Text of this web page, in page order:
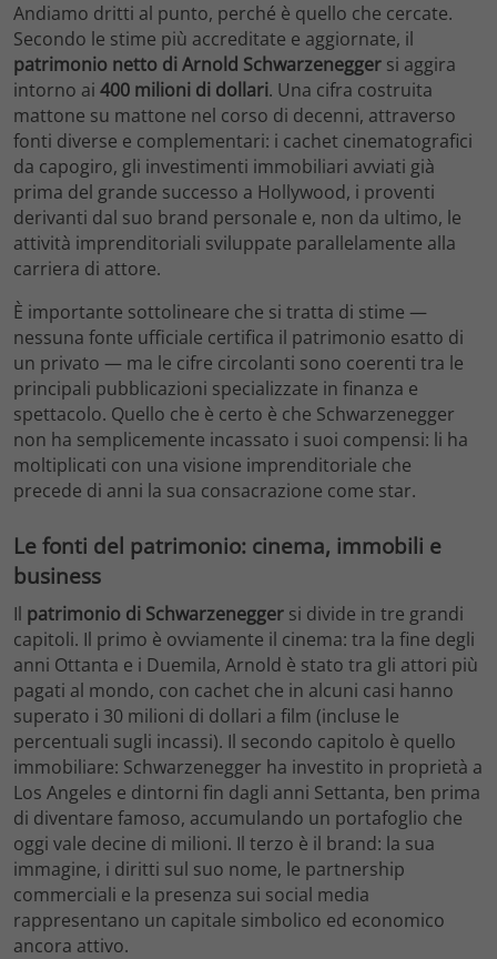
Andiamo dritti al punto, perché è quello che cercate.
Secondo le stime più accreditate e aggiornate, il
patrimonio netto di Arnold Schwarzenegger si aggira
intorno ai 400 milioni di dollari. Una cifra costruita
mattone su mattone nel corso di decenni, attraverso
fonti diverse e complementari: i cachet cinematografici
da capogiro, gli investimenti immobiliari avviati già
prima del grande successo a Hollywood, i proventi
derivanti dal suo brand personale e, non da ultimo, le
attività imprenditoriali sviluppate parallelamente alla
carriera di attore.
È importante sottolineare che si tratta di stime —
nessuna fonte ufficiale certifica il patrimonio esatto di
un privato — ma le cifre circolanti sono coerenti tra le
principali pubblicazioni specializzate in finanza e
spettacolo. Quello che è certo è che Schwarzenegger
non ha semplicemente incassato i suoi compensi: li ha
moltiplicati con una visione imprenditoriale che
precede di anni la sua consacrazione come star.
Le fonti del patrimonio: cinema, immobili e
business
Il patrimonio di Schwarzenegger si divide in tre grandi
capitoli. Il primo è ovviamente il cinema: tra la fine degli
anni Ottanta e i Duemila, Arnold è stato tra gli attori più
pagati al mondo, con cachet che in alcuni casi hanno
superato i 30 milioni di dollari a film (incluse le
percentuali sugli incassi). Il secondo capitolo è quello
immobiliare: Schwarzenegger ha investito in proprietà a
Los Angeles e dintorni fin dagli anni Settanta, ben prima
di diventare famoso, accumulando un portafoglio che
oggi vale decine di milioni. Il terzo è il brand: la sua
immagine, i diritti sul suo nome, le partnership
commerciali e la presenza sui social media
rappresentano un capitale simbolico ed economico
ancora attivo.